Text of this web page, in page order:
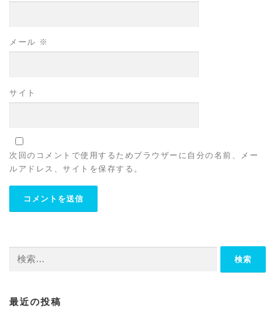
メール ※
サイト
次回のコメントで使用するためブラウザーに自分の名前、メー
ルアドレス、サイトを保存する。
最近の投稿